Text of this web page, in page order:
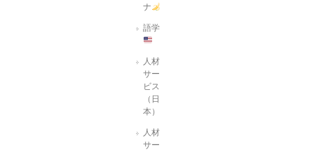
ナ
語学
人材
サー
ビス
（日
本）
人材
サー